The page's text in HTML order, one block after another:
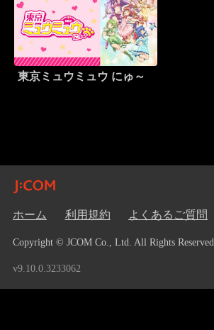
東京ミュウミュウ にゅ～
ホーム 利用規約 よくあるご質問
Copyright © JCOM Co., Ltd. All Rights Reserved.
v9.10.0.3233062